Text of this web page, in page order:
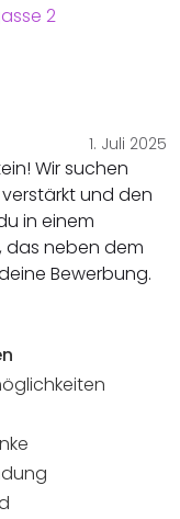
2
1. Juli 2025
Wir suchen
verstärkt und den
in einem
das neben dem
Bewerbung.